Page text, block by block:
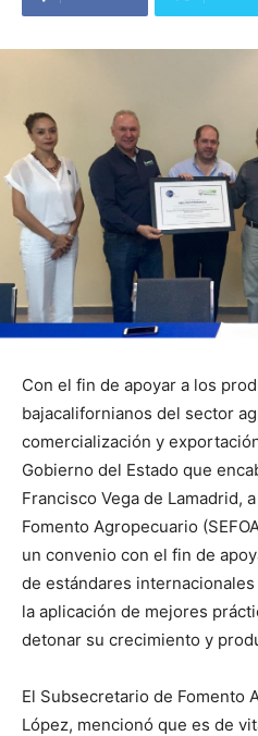
Con el fin de apoyar a los
bajacalifornianos del sector
comercialización y
Gobierno del Estado que
Francisco Vega de Lamadrid,
Fomento Agropecuario
un convenio con el fin de
de estándares
la aplicación de mejores
detonar su crecimiento y
El Subsecretario de Fomento
López, mencionó que es de